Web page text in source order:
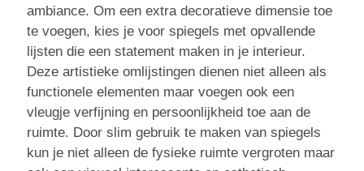
ambiance. Om een extra decoratieve dimensie toe
te voegen, kies je voor spiegels met opvallende
lijsten die een statement maken in je interieur.
Deze artistieke omlijstingen dienen niet alleen als
functionele elementen maar voegen ook een
vleugje verfijning en persoonlijkheid toe aan de
ruimte. Door slim gebruik te maken van spiegels
kun je niet alleen de fysieke ruimte vergroten maar